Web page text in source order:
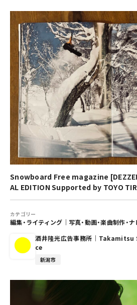
Snowboard Free magazine
AL EDITION Supported by TOYO
カテゴリー
編集・ライティング ｜ 写真・動画・楽曲制作・
酒井隆光広告事務所｜
ce
新潟市